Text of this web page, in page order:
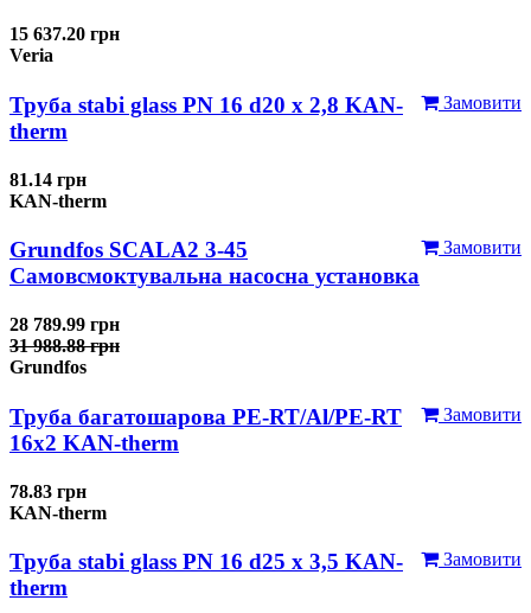
15 637.20 грн
Veria
Замовити
Труба stabi glass PN 16 d20 х 2,8 KAN-
therm
81.14 грн
KAN-therm
Замовити
Grundfos SCALA2 3-45
Самовсмоктувальна насосна установка
28 789.99 грн
31 988.88 грн
Grundfos
Замовити
Труба багатошарова PE-RT/Al/PE-RT
16x2 KAN-therm
78.83 грн
KAN-therm
Замовити
Труба stabi glass PN 16 d25 х 3,5 KAN-
therm